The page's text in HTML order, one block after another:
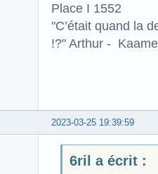
Place I 1552
"C’était quand la
!?" Arthur -
2023-03-25 19:39:59
6ril a écrit :